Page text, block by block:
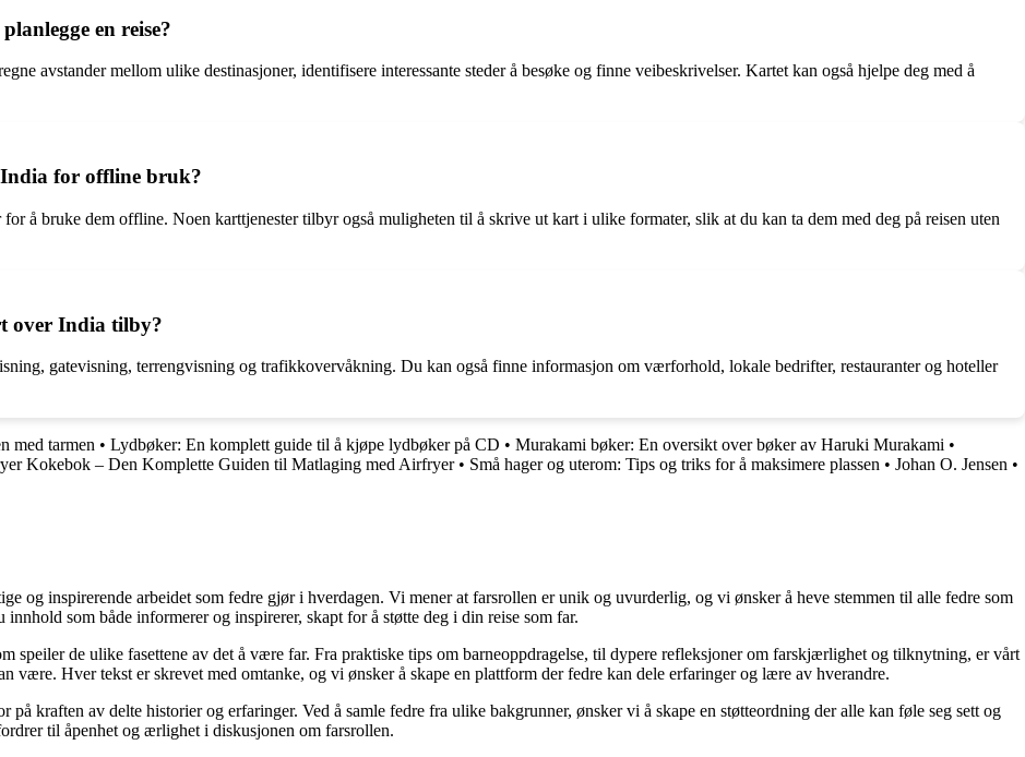
en reise?
avstander mellom ulike destinasjoner, identifisere interessante steder å besøke og finne veibeskrivelser. Kartet kan også hjelpe deg med å
for offline bruk?
å bruke dem offline. Noen karttjenester tilbyr også muligheten til å skrive ut kart i ulike formater, slik at du kan ta dem med deg på reisen uten
over India tilby?
gatevisning, terrengvisning og trafikkovervåkning. Du kan også finne informasjon om værforhold, lokale bedrifter, restauranter og hoteller
med tarmen • Lydbøker: En komplett guide til å kjøpe lydbøker på CD • Murakami bøker: En oversikt over bøker av Haruki Murakami •
Kokebok – Den Komplette Guiden til Matlaging med Airfryer• Små hager og uterom: Tips og triks for å maksimere plassen • Johan O. Jensen •
og inspirerende arbeidet som fedre gjør i hverdagen. Vi mener at farsrollen er unik og uvurderlig, og vi ønsker å heve stemmen til alle fedre som
som både informerer og inspirerer, skapt for å støtte deg i din reise som far.
speiler de ulike fasettene av det å være far. Fra praktiske tips om barneoppdragelse, til dypere refleksjoner om farskjærlighet og tilknytning, er vårt
være. Hver tekst er skrevet med omtanke, og vi ønsker å skape en plattform der fedre kan dele erfaringer og lære av hverandre.
på kraften av delte historier og erfaringer. Ved å samle fedre fra ulike bakgrunner, ønsker vi å skape en støtteordning der alle kan føle seg sett og
til åpenhet og ærlighet i diskusjonen om farsrollen.